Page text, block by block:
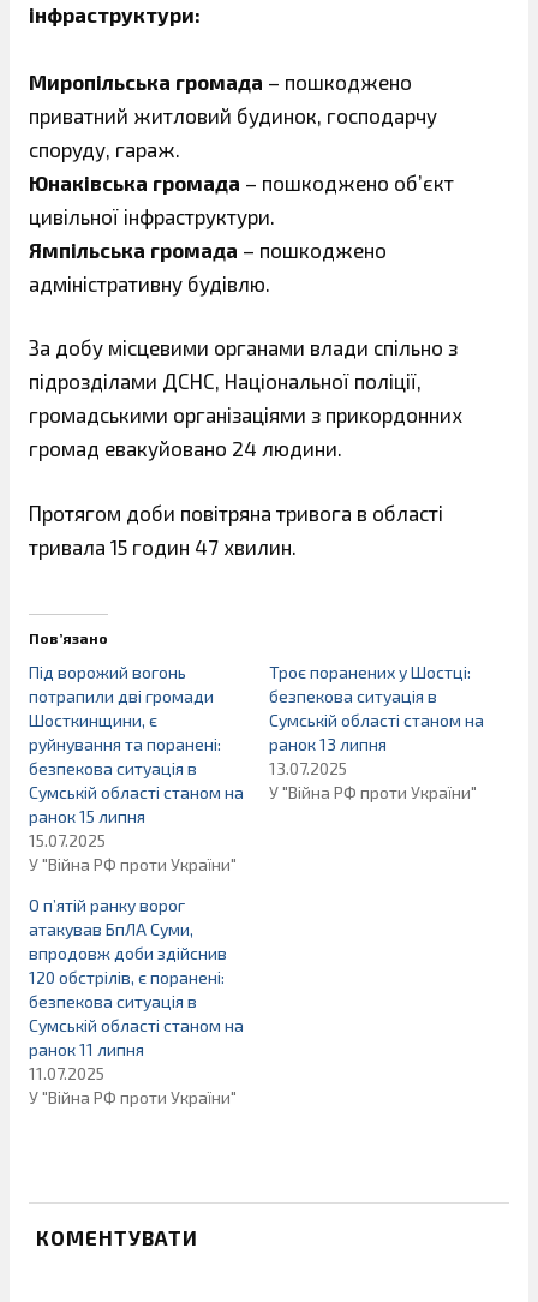
інфраструктури:
Миропільська громада – пошкоджено
приватний житловий будинок, господарчу
споруду, гараж.
Юнаківська громада – пошкоджено об’єкт
цивільної інфраструктури.
Ямпільська громада – пошкоджено
адміністративну будівлю.
За добу місцевими органами влади спільно з
підрозділами ДСНС, Національної поліції,
громадськими організаціями з прикордонних
громад евакуйовано 24 людини.
Протягом доби повітряна тривога в області
тривала 15 годин 47 хвилин.
Пов’язано
Під ворожий вогонь
потрапили дві громади
Шосткинщини, є
руйнування та поранені:
безпекова ситуація в
Сумській області станом на
ранок 15 липня
15.07.2025
У "Війна РФ проти України"
Троє поранених у Шостці:
безпекова ситуація в
Сумській області станом на
ранок 13 липня
13.07.2025
У "Війна РФ проти України"
О п’ятій ранку ворог
атакував БпЛА Суми,
впродовж доби здійснив
120 обстрілів, є поранені:
безпекова ситуація в
Сумській області станом на
ранок 11 липня
11.07.2025
У "Війна РФ проти України"
КОМЕНТУВАТИ